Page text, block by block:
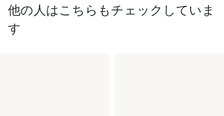
他の人はこちらもチェックしていま
す